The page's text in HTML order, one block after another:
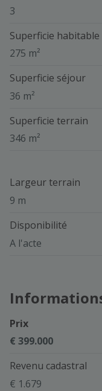
3
Superficie habitable
275 m²
Superficie séjour
36 m²
Superficie terrain
346 m²
Largeur terrain
9 m
Disponibilité
A l'acte
Prix
€ 399.000
Revenu cadastral
€ 1.679